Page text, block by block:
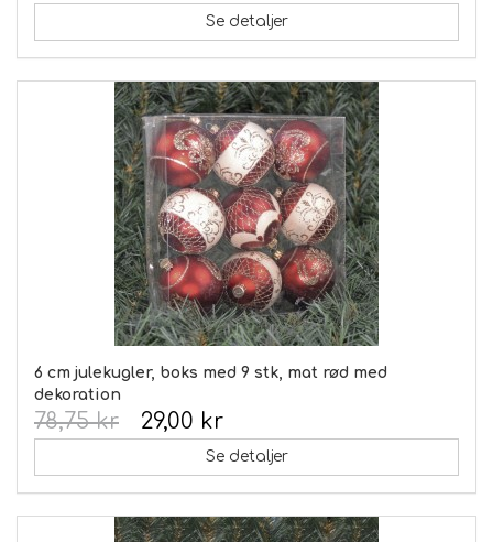
Se detaljer
6 cm julekugler, boks med 9 stk, mat rød med
dekoration
29,00 kr
78,75 kr
Se detaljer